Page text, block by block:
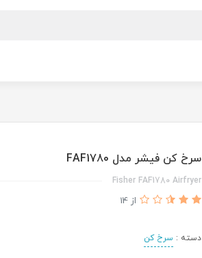
سرخ كن فیشر مدل FAF1780
Fisher FAF1780 Airfryer
از 14
دسته : سرخ کن